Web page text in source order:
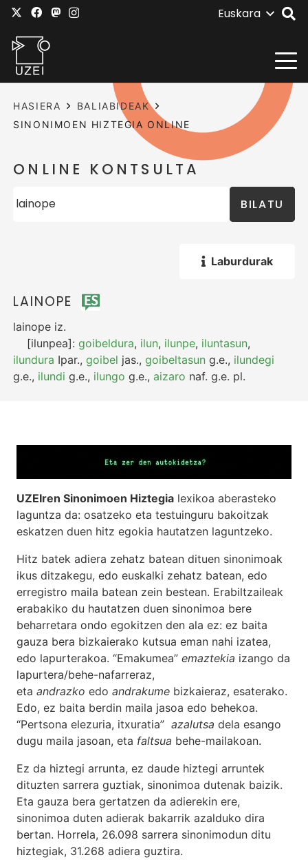
Euskara
HASIERA
BALIABIDEAK
SINONIMOEN HIZTEGIA ONLINE
ONLINE KONTSULTA
BILATU
Laburdurak
LAINOPE
lainope iz.
[ilunpea]:goibeldura, ilun, ilunpe, iluntasun,
ilundura Ipar.,goibel jas.,goibeltasun g.e., ilundegi
g.e., ilundi g.e., ilungo g.e.,aizaro naf. g.e. pl.
UZEIren Sinonimoen Hiztegia lexikoa aberasteko
laguntza da: osatzeko eta testuinguru bakoitzak
eskatzen duen hitz egokia hautatzen laguntzeko.
Hitz batek adiera zehatz batean dituen sinonimoak
ikus ditzakegu, edo euskalki zehatz batean, edo
erregistro maila batean zein bestean. Erabiltzaileak
erabakiko du hautatzen duen sinonimoa bere
beharretara ondo egokitzen den ala ez: ez baita
gauza bera bizkaierako kutsua eman nahi izatea,
edo lapurterakoa. “Emakumea” emaztekia izango da
lapurtera/behe-nafarreraz,
eta andrazko edo andrakume bizkaieraz, esaterako.
Edo, ez baita berdin maila jasoa edo behekoa.
“Pertsona elezuria, itxuratia” azalutsa dela esango
dugu maila jasoan, eta faltsua behe-mailakoan.
Ez da hiztegi arrunta, ez daude hiztegi arruntek
dituzten sarrera guztiak, sinonimoa dutenak baizik.
Eta gauza bera gertatzen da adierekin ere,
sinonimoa duten adierak bakarrik azalduko dira
bertan. Horrela, 26.098 sarrera sinonimodun ditu
hiztegiak, 31.268 adiera guztira.